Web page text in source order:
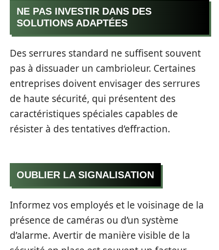
NE PAS INVESTIR DANS DES
SOLUTIONS ADAPTÉES
Des serrures standard ne suffisent souvent
pas à dissuader un cambrioleur. Certaines
entreprises doivent envisager des serrures
de haute sécurité, qui présentent des
caractéristiques spéciales capables de
résister à des tentatives d’effraction.
OUBLIER LA SIGNALISATION
Informez vos employés et le voisinage de la
présence de caméras ou d’un système
d’alarme. Avertir de manière visible de la